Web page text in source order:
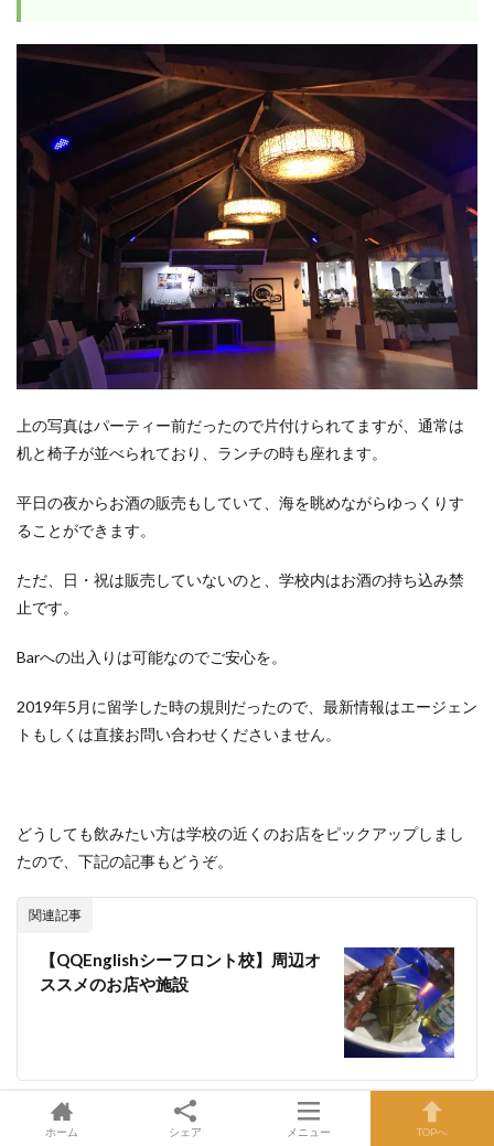
上の写真はパーティー前だったので片付けられてますが、通常は
机と椅子が並べられており、ランチの時も座れます。
平日の夜からお酒の販売もしていて、海を眺めながらゆっくりす
ることができます。
ただ、日・祝は販売していないのと、学校内はお酒の持ち込み禁
止です。
Barへの出入りは可能なのでご安心を。
2019年5月に留学した時の規則だったので、最新情報はエージェン
トもしくは直接お問い合わせくださいません。
どうしても飲みたい方は学校の近くのお店をピックアップしまし
たので、下記の記事もどうぞ。
関連記事
【QQEnglishシーフロント校】周辺オ
ススメのお店や施設
ホーム シェア メニュー TOPへ